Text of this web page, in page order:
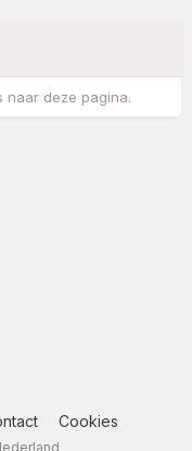
naar deze pagina.
Cookies